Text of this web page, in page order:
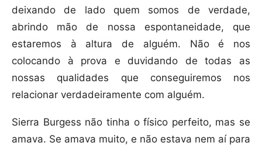
deixando de lado quem somos de verdade,
abrindo mão de nossa espontaneidade, que
estaremos à altura de alguém. Não é nos
colocando à prova e duvidando de todas as
nossas qualidades que conseguiremos nos
relacionar verdadeiramente com alguém.
Sierra Burgess não tinha o físico perfeito, mas se
amava. Se amava muito, e não estava nem aí para